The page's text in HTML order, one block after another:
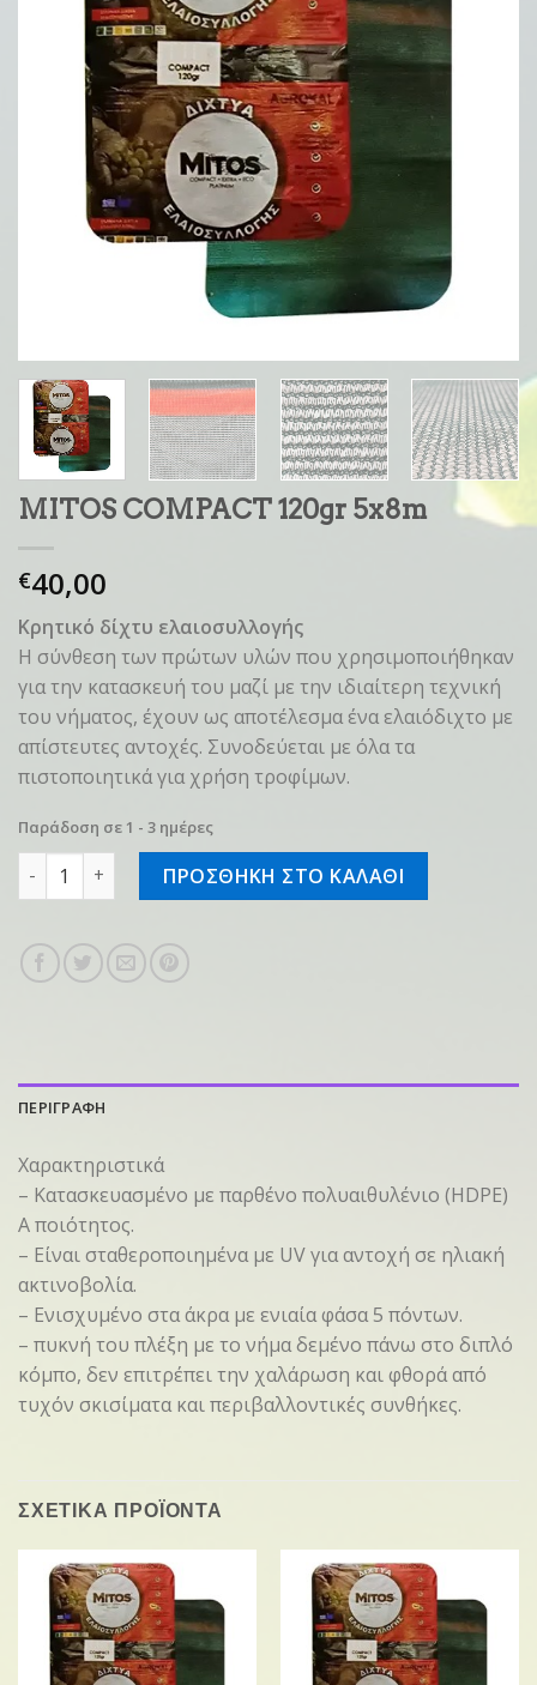
MITOS COMPACT 120gr 5x8m
€40,00
Κρητικό δίχτυ ελαιοσυλλογής
Η σύνθεση των πρώτων υλών που χρησιμοποιήθηκαν
για την κατασκευή του μαζί με την ιδιαίτερη τεχνική
του νήματος, έχουν ως αποτέλεσμα ένα ελαιόδιχτο με
απίστευτες αντοχές. Συνοδεύεται με όλα τα
πιστοποιητικά για χρήση τροφίμων.
Παράδοση σε 1 - 3 ημέρες
MITOS COMPACT 120gr 5x8m ποσότητα
ΠΡΟΣΘΗΚΗ ΣΤΟ ΚΑΛΑΘΙ
ΠΕΡΙΓΡΑΦΗ
Χαρακτηριστικά
– Κατασκευασμένο με παρθένο πολυαιθυλένιο (HDPE)
Α ποιότητος.
– Είναι σταθεροποιημένα με UV για αντοχή σε ηλιακή
ακτινοβολία.
– Ενισχυμένο στα άκρα με ενιαία φάσα 5 πόντων.
– πυκνή του πλέξη με το νήμα δεμένο πάνω στο διπλό
κόμπο, δεν επιτρέπει την χαλάρωση και φθορά από
τυχόν σκισίματα και περιβαλλοντικές συνθήκες.
ΣΧΕΤΙΚΑ ΠΡΟΪΟΝΤΑ